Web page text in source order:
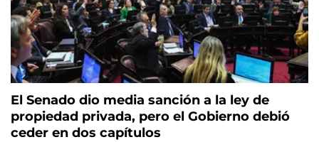
El Senado dio media sanción a la ley de
propiedad privada, pero el Gobierno debió
ceder en dos capítulos